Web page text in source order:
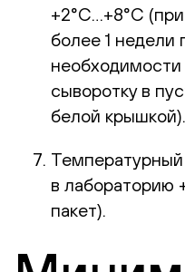
+2°С…+8°С
более 1 недели
сыворотку в
белой крышкой).
в лабораторию
пакет).